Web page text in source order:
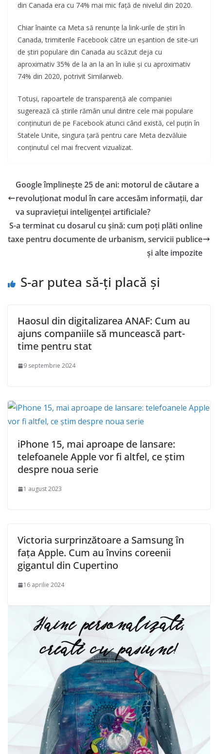
din Canada era cu 74% mai mic față de nivelul din 2020.
Chiar înainte ca Meta să renunțe la link-urile de știri în
Canada, trimiterile Facebook către un eșantion de site-uri
de știri populare din Canada au scăzut deja cu
aproximativ 35% de la an la an în iulie și cu aproximativ
74% din 2020, potrivit Similarweb.
Totuși, rapoartele de transparență ale companiei
sugerează că știrile rămân unul dintre cele mai populare
conținuturi de pe Facebook atunci când există, cel puțin în
Statele Unite, singura țară pentru care Meta dezvăluie
conținutul cel mai frecvent vizualizat.
Google împlinește 25 de ani: motorul de căutare a
revoluționat modul în care accesăm informații, dar
va supraviețui inteligenței artificiale?
S-a terminat cu dosarul cu șină: cum poți plăti online
taxe pentru documente de urbanism, servicii publice
și alte impozite
S-ar putea să-ți placă și
Haosul din digitalizarea ANAF: Cum au
ajuns companiile să muncească part-
time pentru stat
9 septembrie 2024
iPhone 15, mai aproape de lansare:
telefoanele Apple vor fi altfel, ce știm
despre noua serie
1 august 2023
Victoria surprinzătoare a Samsung în
fața Apple. Cum au învins coreenii
gigantul din Cupertino
16 aprilie 2024